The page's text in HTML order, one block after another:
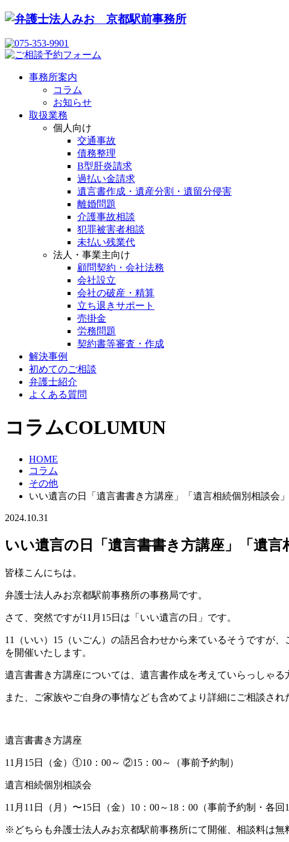
事務所案内
コラム
お知らせ
取扱業務
個人向け
交通事故
債務整理
B型肝炎請求
過払い金請求
遺言書作成・遺産分割・遺留分侵害
離婚問題
介護事故相談
犯罪被害者相談
未払い残業代
法人・事業主向け
顧問契約・会社法務
会社設立
会社の破産・精算
立ち退きサポート
売掛金
労務問題
契約書等審査・作成
解決事例
初めてのご相談
弁護士紹介
よくある質問
コラムCOLUMUN
HOME
コラム
その他
いい遺言の日「遺言書書き方講座」「遺言相続個別相談会
2024.10.31
いい遺言の日「遺言書書き方講座」「遺
皆様こんにちは。
弁護士法人みお京都駅前事務所の事務局です。
さて、突然ですが11月15日は「いい遺言の日」です。
11（いい）15（いごん）の語呂合わせから来ているそうですが
を開催いたします。
遺言書書き方講座については、遺言書作成を考えていらっしゃ
また、ご家族やご自身の事情なども含めてより詳細にご相談さ
遺言書書き方講座
11月15日（金）①10：00～ ②15：00～（事前予約制）
遺言相続個別相談会
11月11日（月）〜15日（金）10：00～18：00（事前予約制・各回
※どちらも弁護士法人みお京都駅前事務所にて開催、相談料は無